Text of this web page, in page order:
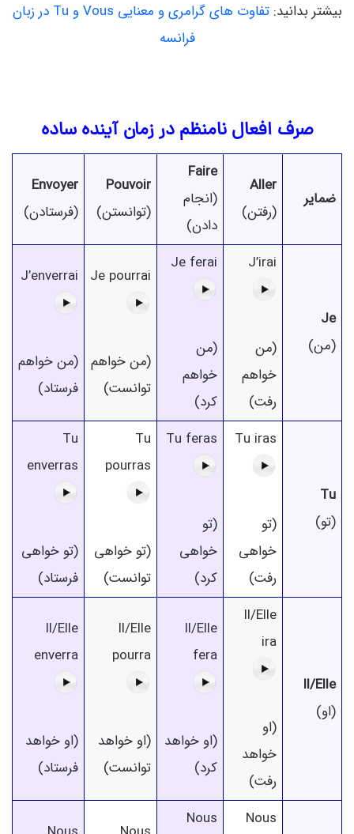
بیشتر بدانید:
تفاوت های گرامری و معنایی Vous و Tu در زبان
فرانسه
صرف افعال نامنظم در زمان آینده ساده
ضمایر
Aller
(رفتن)
Faire
(انجام
دادن)
Pouvoir
(توانستن)
Envoyer
(فرستادن)
Je
(من)
J’irai
(من
خواهم
رفت)
Je ferai
(من
خواهم
کرد)
Je pourrai
(من خواهم
توانست)
J’enverrai
(من خواهم
فرستاد)
Tu
(تو)
Tu iras
(تو
خواهی
رفت)
Tu feras
(تو
خواهی
کرد)
Tu
pourras
(تو خواهی
توانست)
Tu
enverras
(تو خواهی
فرستاد)
Il/Elle
(او)
Il/Elle
ira
(او
خواهد
رفت)
Il/Elle
fera
(او خواهد
کرد)
Il/Elle
pourra
(او خواهد
توانست)
Il/Elle
enverra
(او خواهد
فرستاد)
Nous
Nous